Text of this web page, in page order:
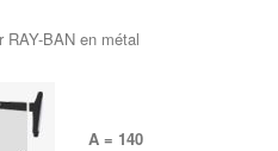
RAY-BAN en métal
A = 140